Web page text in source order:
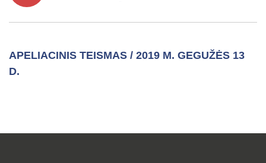
APELIACINIS TEISMAS / 2019 M. GEGUŽĖS 13
D.